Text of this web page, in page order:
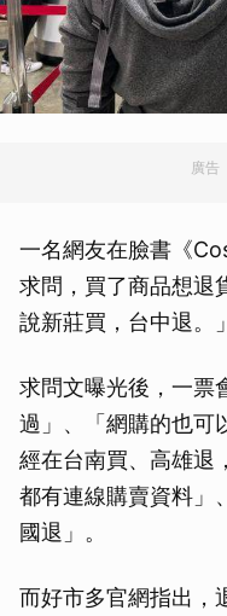
廣告
一名網友在臉書《
求問，買了商品想退
說新莊買，台中退。」
求問文曝光後，一票
過」、「網購的也可
經在台南買、高雄退
都有連線購賣資料」
國退」。
而好市多官網指出，